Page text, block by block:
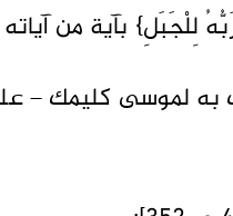
لِلْجَبَلِ} بآية من
لموسى كليمك –